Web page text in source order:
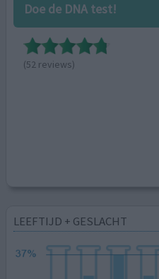
Doe de DNA test!
(52 reviews)
LEEFTIJD + GESLACHT